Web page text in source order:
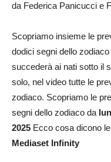
da Federica Panicucci e
Scopriamo insieme le
dodici segni dello
succederà ai nati sotto il
solo, nel video tutte le
zodiaco. Scopriamo le
segni dello zodiaco da
2025 Ecco cosa dicono
Mediaset Infinity